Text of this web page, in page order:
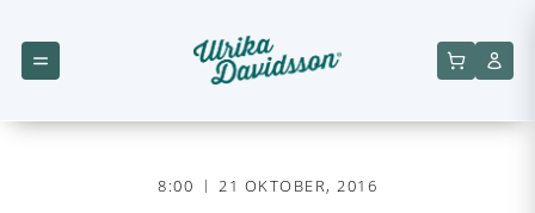
8:00 21 OKTOBER, 2016